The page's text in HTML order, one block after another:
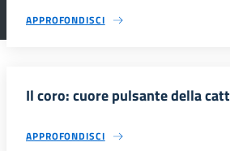
APPROFONDISCI
Il coro: cuore pulsante della
APPROFONDISCI